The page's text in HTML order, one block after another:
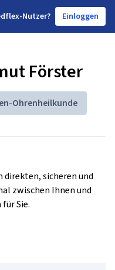
Nutzer? Einloggen
Förster
Ohrenheilkunde
sicheren und
zwischen Ihnen und
Sie.